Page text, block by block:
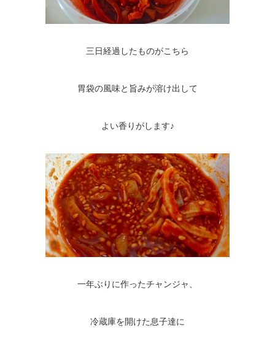
三日経過したものがこちら
胃袋の風味と旨みが溶け出して
よい香りがします♪
一年ぶりに作ったチャンジャ、
冷蔵庫を開けた息子達に